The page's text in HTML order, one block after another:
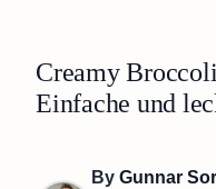
Creamy
Einfache und
By Gunnar